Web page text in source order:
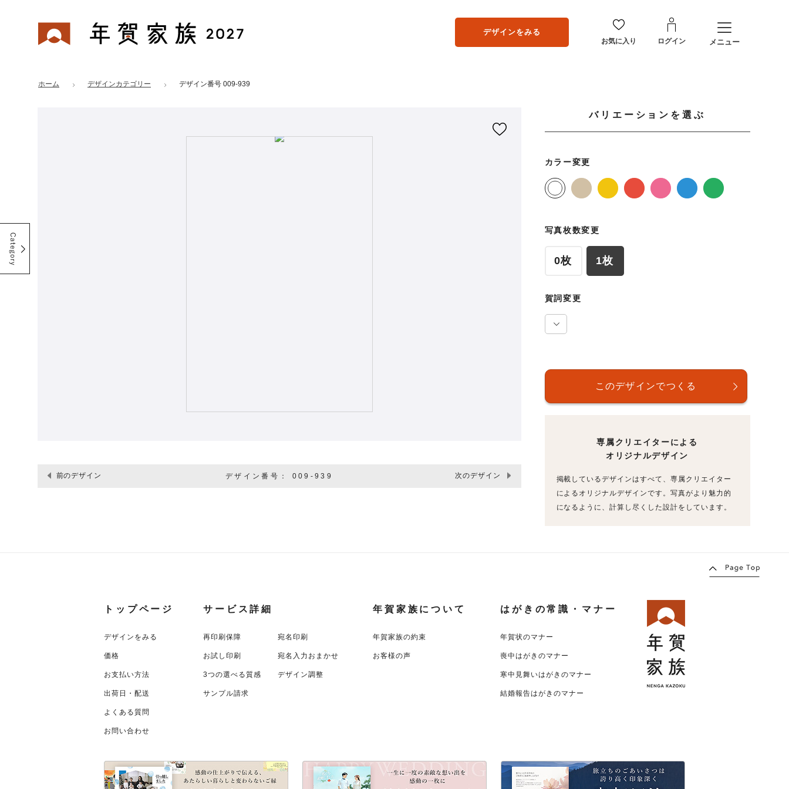
年賀家族 2027 デザインをみる
お気に入り ログイン メニュー
ホーム デザインカテゴリー デザイン番号 009-939
デザイン番号： 009-939
前のデザイン 次のデザイン
バリエーションを選ぶ
カラー変更
写真枚数変更
0枚 1枚
賀詞変更
専属クリエイターによる
オリジナルデザイン
掲載しているデザインはすべて、専属クリエイター
によるオリジナルデザインです。写真がより魅力的
になるように、計算し尽くした設計をしています。
トップページ
デザインをみる
価格
お支払い方法
出荷日・配送
よくある質問
お問い合わせ
サービス詳細
再印刷保障 宛名印刷
お試し印刷 宛名入力おまかせ
3つの選べる質感 デザイン調整
サンプル請求
年賀家族について
年賀家族の約束
お客様の声
はがきの常識・マナー
年賀状のマナー
喪中はがきのマナー
寒中見舞いはがきのマナー
結婚報告はがきのマナー